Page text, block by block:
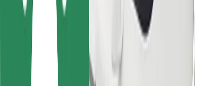
For chauffører
For leveringspersoner
For flådeejere
For restauranter